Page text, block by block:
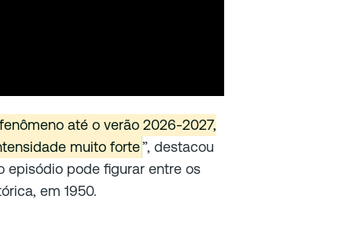
até o verão 2026-2027,
muito forte”, destacou
episódio pode figurar entre os
em 1950.